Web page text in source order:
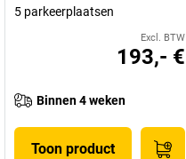
5 parkeerplaatsen
Excl. BTW
193,- €
Binnen 4 weken
Toon product